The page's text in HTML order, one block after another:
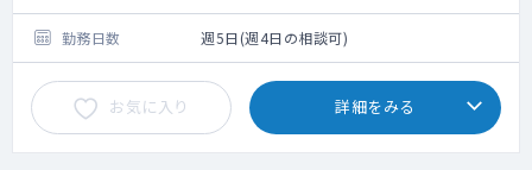
す。
【外来診療】
-4～5コマ程度/週（目安） ※午前外来、夕
方外来等の担当コマ数は、面談を通じてお話
し合いの上で最終確定いたします。
-受診者数：15～25人程度/コマ（目安）
勤務日数 週5日(週4日の相談可)
お気に入り 詳細をみる